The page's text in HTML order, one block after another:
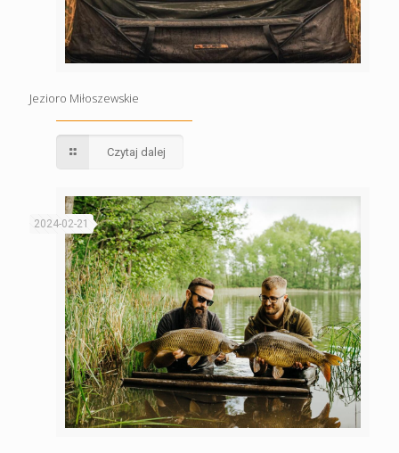
Jezioro Miłoszewskie
Czytaj dalej
2024-02-21